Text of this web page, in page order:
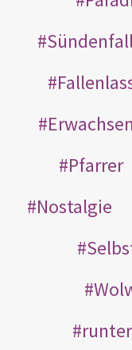
Pfarrer
Nostalgie